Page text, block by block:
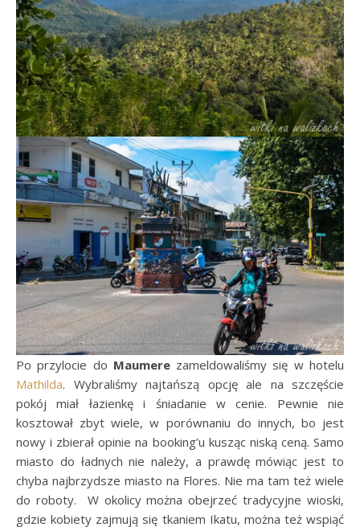
Po przylocie do Maumerezameldowaliśmy się w hotelu
Mathilda. Wybraliśmy najtańszą opcję ale na szczęście
pokój miał łazienkę i śniadanie w cenie. Pewnie nie
kosztował zbyt wiele, w porównaniu do innych, bo jest
nowy i zbierał opinie na booking’u kusząc niską ceną. Samo
miasto do ładnych nie należy, a prawdę mówiąc jest to
chyba najbrzydsze miasto na Flores. Nie ma tam też wiele
do roboty. W okolicy można obejrzeć tradycyjne wioski,
gdzie kobiety zajmują się tkaniem Ikatu, można też wspiąć